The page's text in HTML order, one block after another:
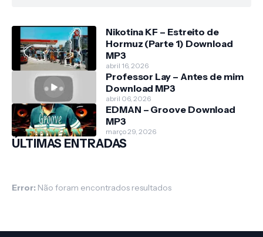
Nikotina KF – Estreito de
Hormuz (Parte 1) Download
MP3
abril 16, 2026
Professor Lay – Antes de mim
Download MP3
abril 06, 2026
EDMAN – Groove Download
MP3
março 29, 2026
ÚLTIMAS ENTRADAS
Error: Não foram encontrados resultados